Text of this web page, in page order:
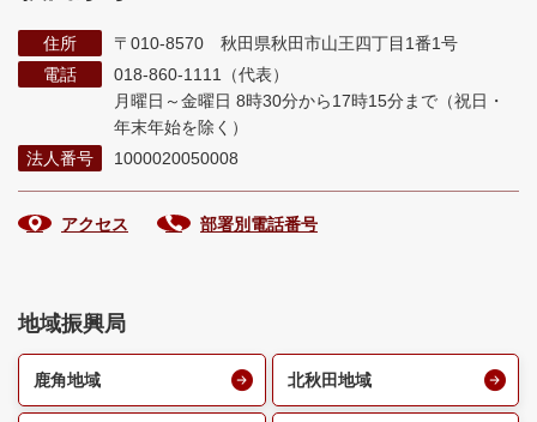
住所
〒010-8570 秋田県秋田市山王四丁目1番1号
電話
018-860-1111（代表）
月曜日～金曜日 8時30分から17時15分まで （祝日・
年末年始を除く）
法人番号
1000020050008
アクセス 部署別電話番号
地域振興局
鹿角地域 北秋田地域